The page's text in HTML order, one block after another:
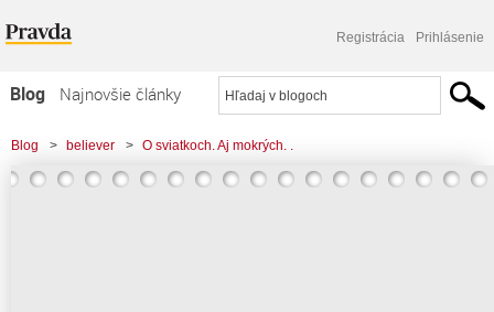
Registrácia Prihlásenie
Blog
Najnovšie články
Najčítanejšie články
Najkomentovanejšie články
Blog > believer > O sviatkoch. Aj mokrých. .